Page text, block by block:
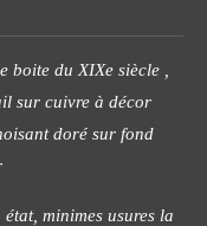
boite du XIXe siècle ,
sur cuivre à décor
doré sur fond
état, minimes usures la